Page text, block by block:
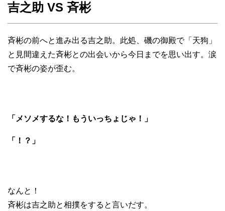
吉之助 VS 斉彬
斉彬の前へと進み出る吉之助。此処、磯の御殿で「天狗」
と見間違えた斉彬との出会いから今日までを思い出す。涙
で斉彬の姿が歪む。
「メソメするな！もういっちょじゃ！」
「！？」
なんと！
斉彬は吉之助と相撲をすると言いだす。